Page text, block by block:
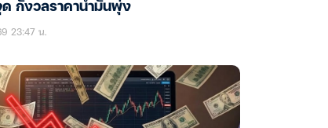
กังวลราคาน้ำมันพุ่ง
23:47 น.